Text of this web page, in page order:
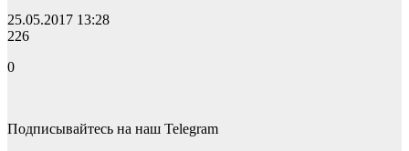
25.05.2017 13:28
226
0
Подписывайтесь на наш Telegram